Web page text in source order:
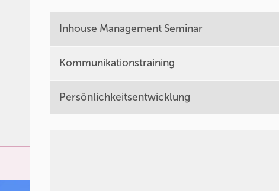
Inhouse Management Seminar
Kommunikationstraining
Persönlichkeitsentwicklung